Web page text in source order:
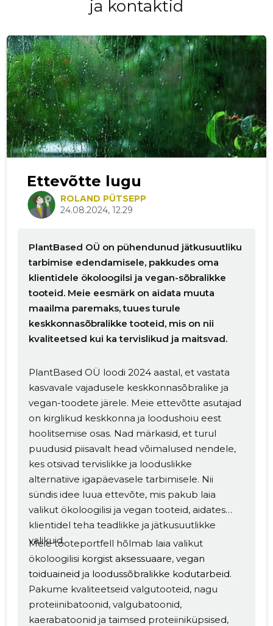
ja kontaktid
Ettevõtte lugu
ROLAND PÜTSEPP
24.08.2024, 12.29
PlantBased OÜ on pühendunud jätkusuutliku
tarbimise edendamisele, pakkudes oma
klientidele ökoloogilsi ja vegan-sõbralikke
tooteid. Meie eesmärk on aidata muuta
maailma paremaks, tuues turule
keskkonnasõbralikke tooteid, mis on nii
kvaliteetsed kui ka tervislikud ja maitsvad.
PlantBased OÜ loodi 2024 aastal, et vastata
kasvavale vajadusele keskkonnasõbralike ja
vegan-toodete järele. Meie ettevõtte asutajad
on kirglikud keskkonna ja loodushoiu eest
hoolitsemise osas. Nad märkasid, et turul
puudusid piisavalt head võimalused nendele,
kes otsivad tervislikke ja looduslikke
alternatiive igapäevasele tarbimisele. Nii
sündis idee luua ettevõte, mis pakub laia
valikut ökoloogilisi ja vegan tooteid, aidates
klientidel teha teadlikke ja jätkusuutlikke
valikuid.
Meie tooteportfell hõlmab laia valikut
ökoloogilisi korgist aksessuaare,vegan
toiduaineid ja loodussõbralikke kodutarbeid.
Pakume kvaliteetseid valgutooteid, nagu
proteiinibatoonid, valgubatoonid,
kaerabatoonid ja taimsed proteiiniküpsised,